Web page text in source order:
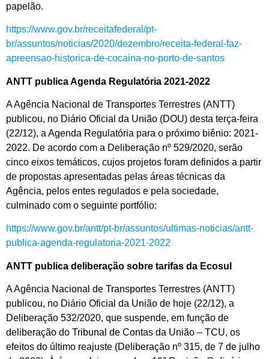
papelão.
https://www.gov.br/receitafederal/pt-
br/assuntos/noticias/2020/dezembro/receita-federal-faz-
apreensao-historica-de-cocaina-no-porto-de-santos
ANTT publica Agenda Regulatória 2021-2022
A Agência Nacional de Transportes Terrestres (ANTT)
publicou, no Diário Oficial da União (DOU) desta terça-feira
(22/12), a Agenda Regulatória para o próximo biênio: 2021-
2022. De acordo com a Deliberação nº 529/2020, serão
cinco eixos temáticos, cujos projetos foram definidos a partir
de propostas apresentadas pelas áreas técnicas da
Agência, pelos entes regulados e pela sociedade,
culminado com o seguinte portfólio:
https://www.gov.br/antt/pt-br/assuntos/ultimas-noticias/antt-
publica-agenda-regulatoria-2021-2022
ANTT publica deliberação sobre tarifas da Ecosul
A Agência Nacional de Transportes Terrestres (ANTT)
publicou, no Diário Oficial da União de hoje (22/12), a
Deliberação 532/2020, que suspende, em função de
deliberação do Tribunal de Contas da União – TCU, os
efeitos do último reajuste (Deliberação nº 315, de 7 de julho